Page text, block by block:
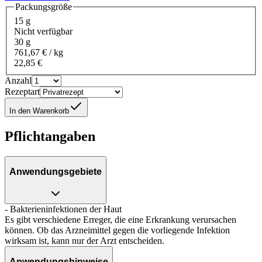
Packungsgröße
15 g
Nicht verfügbar
30 g
761,67 € / kg
22,85 €
Anzahl
Rezeptart
In den Warenkorb
Pflichtangaben
Anwendungsgebiete
- Bakterieninfektionen der Haut
Es gibt verschiedene Erreger, die eine Erkrankung verursachen
können. Ob das Arzneimittel gegen die vorliegende Infektion
wirksam ist, kann nur der Arzt entscheiden.